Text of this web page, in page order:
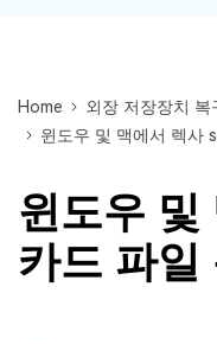
UBackit - 데이터 백업
Home
외장 저장장치 복
윈도우 및 맥에서 렉사
윈도우 및
카드 파일